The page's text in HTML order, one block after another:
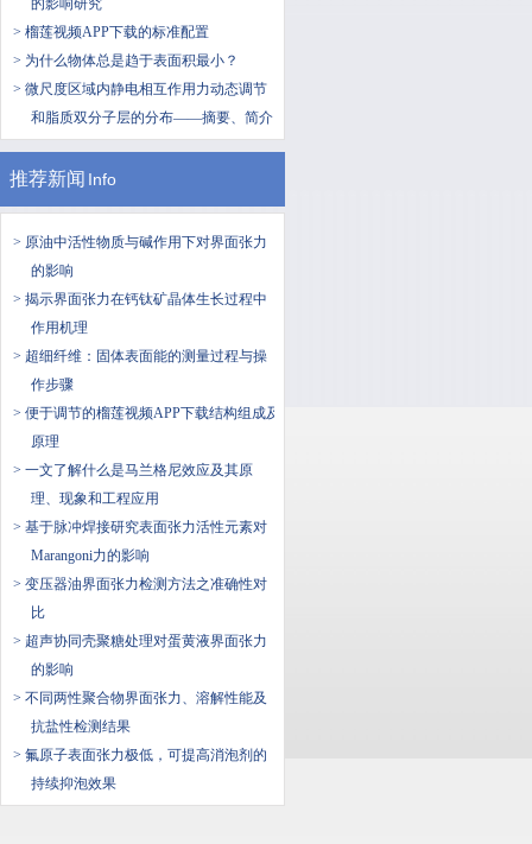
的影响研究
> 榴莲视频APP下载的标准配置
> 为什么物体总是趋于表面积最小？
> 微尺度区域内静电相互作用力动态调节
和脂质双分子层的分布——摘要、简介
推荐新闻 Info
> 原油中活性物质与碱作用下对界面张力
的影响
> 揭示界面张力在钙钛矿晶体生长过程中
作用机理
> 超细纤维：固体表面能的测量过程与操
作步骤
> 便于调节的榴莲视频APP下载结构组成及
原理
> 一文了解什么是​马兰格尼效应及其原
理、现象和工程应用
> 基于脉冲焊接研究表面张力活性元素对
Marangoni力的影响
> 变压器油界面张力检测方法之准确性对
比
> 超声协同壳聚糖处理对蛋黄液界面张力
的影响
> 不同两性聚合物界面张力、溶解性能及
抗盐性检测结果
> 氟原子表面张力极低，可提高消泡剂的
持续抑泡效果